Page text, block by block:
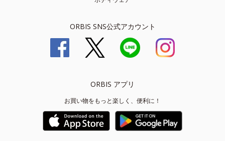
ORBIS SNS公式アカウント
ORBIS アプリ
お買い物をもっと楽しく、便利に！